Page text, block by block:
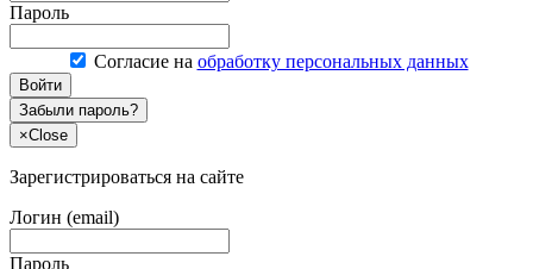
Пароль
Согласие на обработку персональных данных
Войти
Забыли пароль?
×Close
Зарегистрироваться на сайте
Логин (email)
Пароль